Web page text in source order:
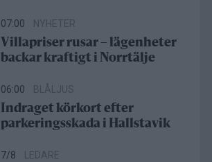
07:00 NYHETER
Villapriser rusar – lägenheter
backar kraftigt i Norrtälje
06:00 BLÅLJUS
Indraget körkort efter
parkeringsskada i Hallstavik
7/8 LEDARE